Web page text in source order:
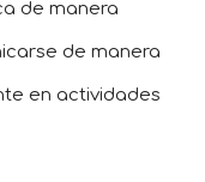
de manera
de manera
en actividades